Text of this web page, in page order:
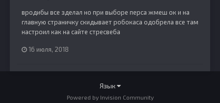
вродибы все зделал но при выборе перса жмеш ок и на
главную страничку скидывает робокаса одобрела все там
настроил как на сайте стресвеба
16 июля, 2018
Язык
Powered by Invision Community